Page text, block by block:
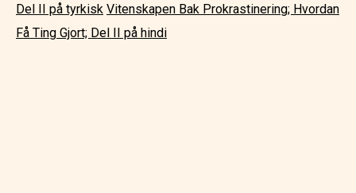
Del II på tyrkisk Vitenskapen Bak Prokrastinering; Hvordan
Få Ting Gjort; Del II på hindi